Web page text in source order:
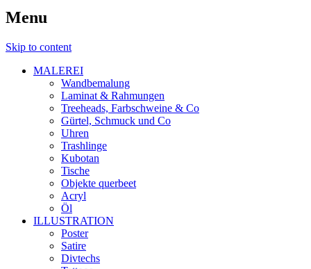
Menu
Skip to content
MALEREI
Wandbemalung
Laminat & Rahmungen
Treeheads, Farbschweine & Co
Gürtel, Schmuck und Co
Uhren
Trashlinge
Kubotan
Tische
Objekte querbeet
Acryl
Öl
ILLUSTRATION
Poster
Satire
Divtechs